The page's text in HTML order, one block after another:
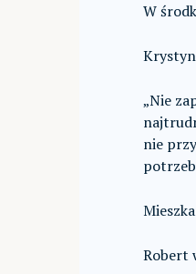
W
„Nie
nie
Robert